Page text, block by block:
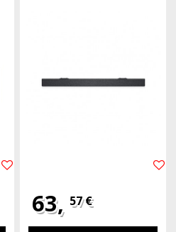
63, 57 €